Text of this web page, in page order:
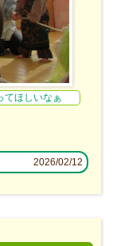
てほしいなぁ
2026/02/12